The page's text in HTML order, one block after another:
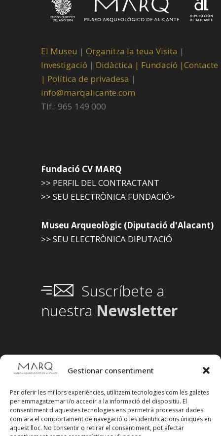
Gestionar consentiment
Per oferir les millors experiències, utilitzem tecnologies com les galetes
per emmagatzemar i/o accedir a la informació del dispositiu. El
consentiment d'aquestes tecnologies ens permetrà processar dades
com ara el comportament de navegació o les identificacions úniques en
aquest lloc. No consentir o retirar el consentiment, pot afectar
El Museu | Organitza la teua Visita |
Investigació | Didàctica | Fundació |Contacte
| Política de privadesa |
info@marqalicante.com
Tlf.: 965 149 000
Fundació CV MARQ
>> PERFIL DEL CONTRACTANT
>> SEU ELECTRÒNICA FUNDACIÓ>
Museu Arqueològic (Diputació d'Alacant)
>> SEU ELECTRÒNICA DIPUTACIÓ
Suscríbete a
nuestra Newsletter